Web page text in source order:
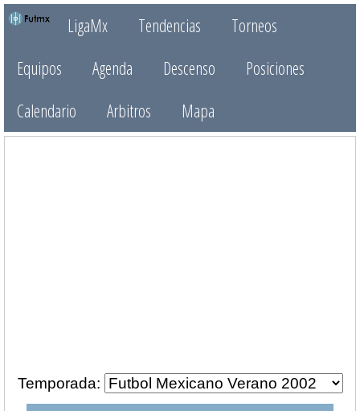
LigaMx Tendencias
Torneos
Equipos
Agenda Descenso
Posiciones
Calendario
Arbitros Mapa
Temporada: